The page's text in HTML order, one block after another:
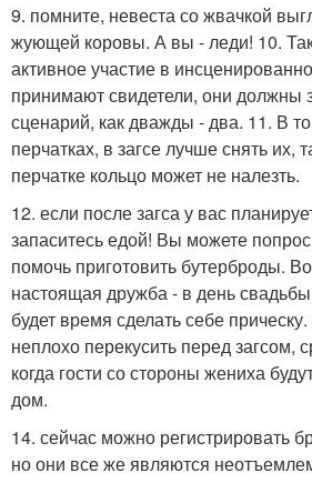
9. помните, невеста со жвачкой
жующей коровы. А вы - леди! 10.
активное участие в
принимают свидетели, они должны
сценарий, как дважды - два. 11. В
перчатках, в загсе лучше снять их,
перчатке кольцо может не налезть.
12. если после загса у вас
запаситесь едой! Вы можете
помочь приготовить бутерброды.
настоящая дружба - в день
будет время сделать себе
неплохо перекусить перед загсом,
когда гости со стороны жениха
дом.
14. сейчас можно регистрировать
но они все же являются